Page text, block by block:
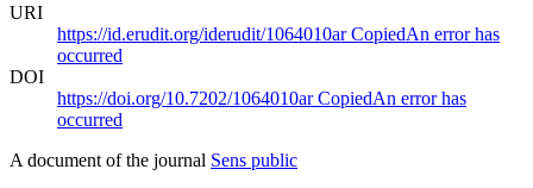
URI
https://id.erudit.org/iderudit/1064010arCopiedAn error has
occurred
DOI
https://doi.org/10.7202/1064010arCopiedAn error has
occurred
A document of the journal Sens public